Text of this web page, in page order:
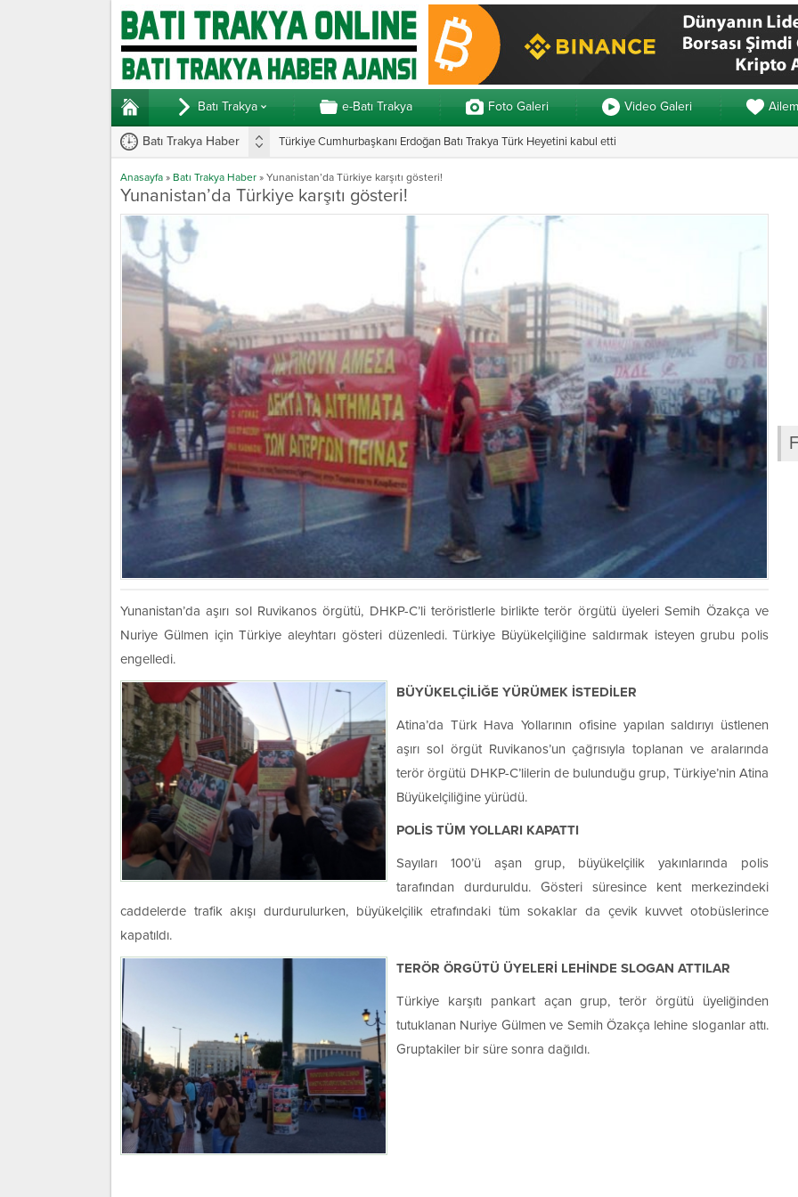
Batı Trakya e-Batı Trakya Foto Galeri Video Galeri Ailem
Batı Trakya Haber Türkiye Cumhurbaşkanı Erdoğan Batı Trakya Türk Heyetini kabul etti
Yunanistan’da vekillerden 3 ayrı yemin
Anasayfa » Batı Trakya Haber » Yunanistan’da Türkiye karşıtı gösteri!
Yunanistan’da Türkiye karşıtı gösteri!
Yunanistan’da aşırı sol Ruvikanos örgütü, DHKP-C’li teröristlerle birlikte terör örgütü üyeleri Semih Özakça ve
Nuriye Gülmen için Türkiye aleyhtarı gösteri düzenledi. Türkiye Büyükelçiliğine saldırmak isteyen grubu polis
engelledi.
BÜYÜKELÇİLİĞE YÜRÜMEK İSTEDİLER
Atina’da Türk Hava Yollarının ofisine yapılan saldırıyı üstlenen
aşırı sol örgüt Ruvikanos’un çağrısıyla toplanan ve aralarında
terör örgütü DHKP-C’lilerin de bulunduğu grup, Türkiye’nin Atina
Büyükelçiliğine yürüdü.
POLİS TÜM YOLLARI KAPATTI
Sayıları 100’ü aşan grup, büyükelçilik yakınlarında polis
tarafından durduruldu. Gösteri süresince kent merkezindeki
caddelerde trafik akışı durdurulurken, büyükelçilik etrafındaki tüm sokaklar da çevik kuvvet otobüslerince
kapatıldı.
TERÖR ÖRGÜTÜ ÜYELERİ LEHİNDE SLOGAN ATTILAR
Türkiye karşıtı pankart açan grup, terör örgütü üyeliğinden
tutuklanan Nuriye Gülmen ve Semih Özakça lehine sloganlar attı.
Gruptakiler bir süre sonra dağıldı.